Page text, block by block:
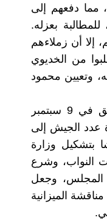
مما دفعهم إلى
عريضة لمصطفى رياض رئيس النظار- في فبراير 1881، للمطالبة بعزله.
إلا أن زملاءهم
من الخديوي
وتعيين محمود
واجه أحمد عرابي وزمرته من الضباط المصريين الخديوي توفيق في 9 سبتمبر
عدد الجيش إلى
بتشكيل وزارة
انتخابات النواب، وشرع
المجلس، وجعل
الميزانية